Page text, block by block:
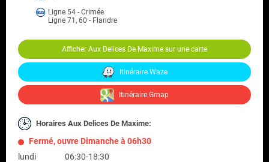
Ligne 54 - Crimée
Ligne 71, 60 - Flandre
Afficher Aux Delices De Maxime sur une carte
Itinéraire Waze
Itinéraire Gmap
Horaires Aux Delices De Maxime:
Fermé, ouvre Dimanche à 06h30
lundi
06:30-18:30